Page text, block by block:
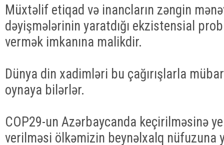
Müxtəlif etiqad və inancların zəngin
dəyişmələrinin yaratdığı ekzistensial
vermək imkanına malikdir.
Dünya din xadimləri bu çağırışlarla
oynaya bilərlər.
COP29-un Azərbaycanda keçirilməsinə
verilməsi ölkəmizin beynəlxalq nüfuzuna